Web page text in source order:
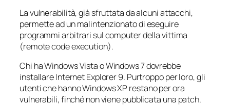
La vulnerabilità, già sfruttata da alcuni attacchi,
permette ad un malintenzionato di eseguire
programmi arbitrari sul computer della vittima
(remote code execution).
Chi ha Windows Vista o Windows 7 dovrebbe
installare Internet Explorer 9. Purtroppo per loro, gli
utenti che hanno Windows XP restano per ora
vulnerabili, finché non viene pubblicata una patch.